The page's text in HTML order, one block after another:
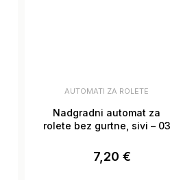
AUTOMATI ZA ROLETE
Nadgradni automat za
rolete bez gurtne, sivi – 03
7,20 €